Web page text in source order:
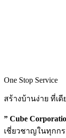
One Stop Service
สร้างบ้านง่าย ที่เดี
” Cube
เชี่ยวชาญในทุกก